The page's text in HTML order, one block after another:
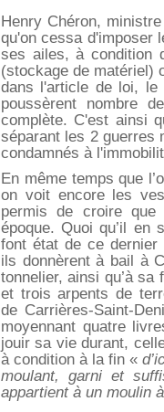
Henry Chéron,
qu'on cessa d'imposer
ses ailes, à condition
(stockage de matériel)
dans l'article de loi,
poussèrent nombre
complète. C'est ainsi
séparant les 2 guerres
condamnés à
En même temps que
on voit encore les
permis de croire
époque. Quoi qu’il en
font état de ce dernier
ils donnèrent à bail à
tonnelier, ainsi qu’à
et trois arpents de
de Carrières-Saint-
moyennant quatre
jouir sa vie durant,
à condition à la fin «
moulant, garni et
appartient à un moulin